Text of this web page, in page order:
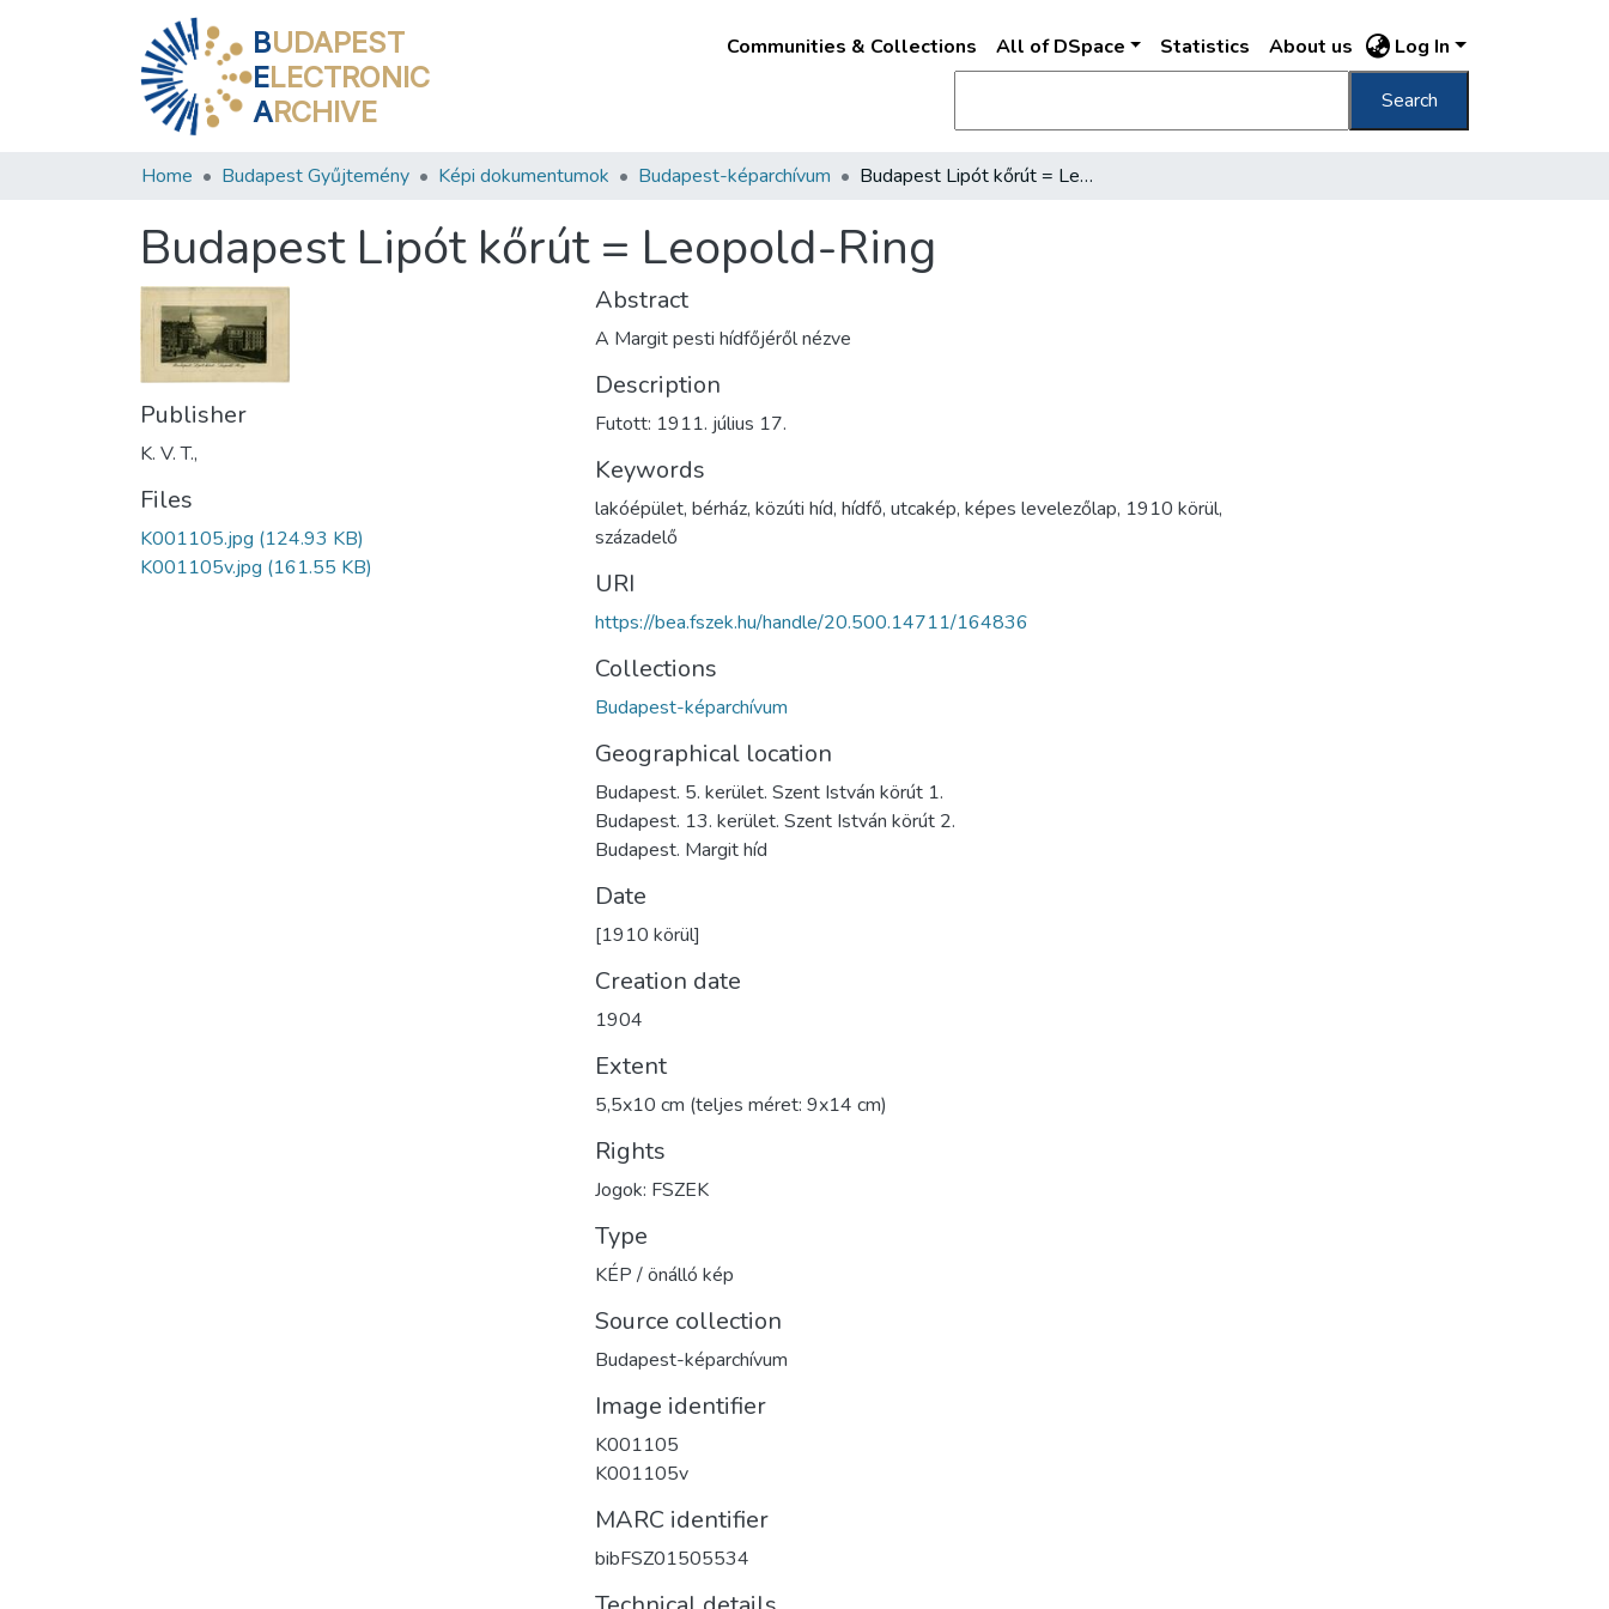
BUDAPEST
ELECTRONIC
ARCHIVE
Communities & Collections All of DSpace Statistics About us Log In
Search
Home Budapest Gyűjtemény Képi dokumentumok Budapest-képarchívum Budapest Lipót kőrút = Leopold-Ring
Budapest Lipót kőrút = Leopold-Ring
Publisher
K. V. T.,
Files
K001105.jpg (124.93 KB)
K001105v.jpg (161.55 KB)
Abstract
A Margit pesti hídfőjéről nézve
Description
Futott: 1911. július 17.
Keywords
lakóépület, bérház, közúti híd, hídfő, utcakép, képes levelezőlap, 1910 körül,
századelő
URI
https://bea.fszek.hu/handle/20.500.14711/164836
Collections
Budapest-képarchívum
Geographical location
Budapest. 5. kerület. Szent István körút 1.
Budapest. 13. kerület. Szent István körút 2.
Budapest. Margit híd
Date
[1910 körül]
Creation date
1904
Extent
5,5x10 cm (teljes méret: 9x14 cm)
Rights
Jogok: FSZEK
Type
KÉP / önálló kép
Source collection
Budapest-képarchívum
Image identifier
K001105
K001105v
MARC identifier
bibFSZ01505534